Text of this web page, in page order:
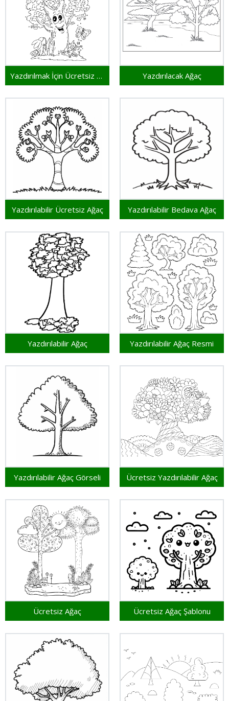
Yazdırılmak İçin Ücretsiz Ağaç Yazdırılacak Ağaç
Yazdırılabilir Ücretsiz Ağaç Yazdırılabilir Bedava Ağaç
Yazdırılabilir Ağaç Yazdırılabilir Ağaç Resmi
Yazdırılabilir Ağaç Görseli Ücretsiz Yazdırılabilir Ağaç
Ücretsiz Ağaç Ücretsiz Ağaç Şablonu